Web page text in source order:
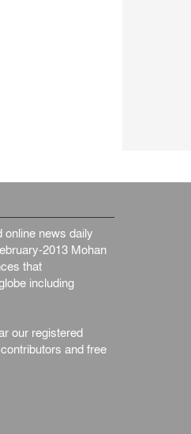
news daily
2013 Mohan
that
including
our registered
and free